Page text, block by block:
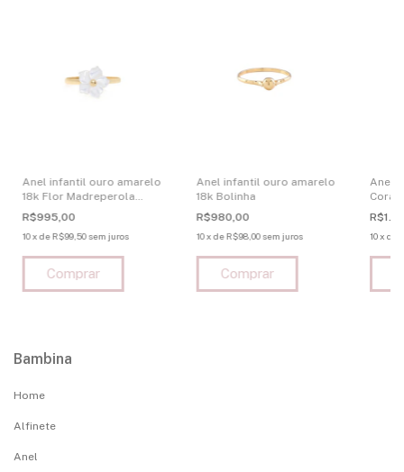
Anel infantil ouro amarelo
18k Flor Madreperola
Branca
R$995,00
10xdeR$99,50sem juros
Anel infantil ouro amarelo
18k Bolinha
R$980,00
10 xdeR$98,00 sem juros
Anel
10x de
Bambina
Home
Alfinete
Anel